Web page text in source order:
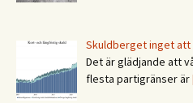
Skuldberget inget att
Det är glädjande att
flesta partigränser är